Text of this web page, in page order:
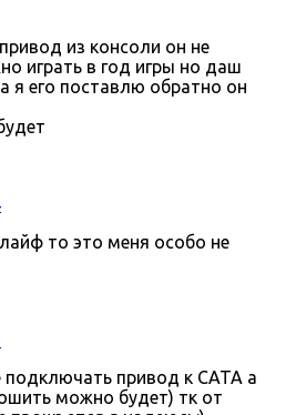
из консоли он не
играть в год игры но даш
я его поставлю обратно он
то это меня особо не
подключать привод к САТА а
можно будет) тк от